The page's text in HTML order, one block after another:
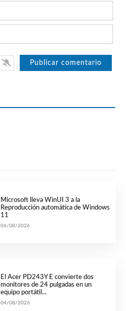
Microsoft lleva WinUI 3 a la
Reproducción automática de Windows
11
06/08/2026
El Acer PD243Y E convierte dos
monitores de 24 pulgadas en un
equipo portátil...
04/08/2026